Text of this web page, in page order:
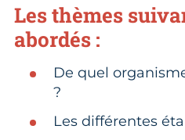
Les thèmes
abordés :
De quel
?
Les différentes